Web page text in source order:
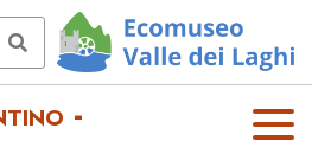
-
OPE